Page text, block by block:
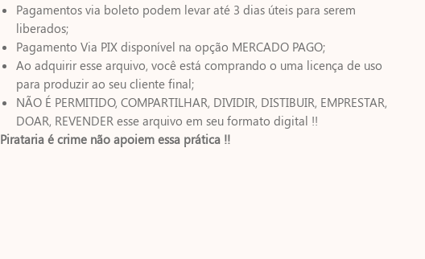
Pagamentos via boleto podem levar até 3 dias úteis para serem
liberados;
Pagamento Via PIX disponível na opção MERCADO PAGO;
Ao adquirir esse arquivo, você está comprando o uma licença de uso
para produzir ao seu cliente final;
NÃO É PERMITIDO, COMPARTILHAR, DIVIDIR, DISTIBUIR, EMPRESTAR,
DOAR, REVENDER esse arquivo em seu formato digital !!
Pirataria é crime não apoiem essa prática !!